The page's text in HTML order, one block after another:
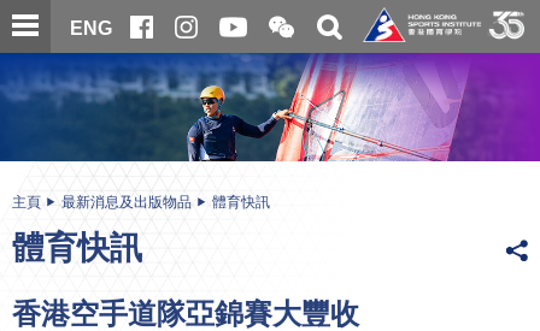
跳
至
內
ENG
開
合
微
信
二
維
碼
關
搜
尋
内
主頁 最新消息及出版物品 體育快訊
體育快訊
香港空手道隊亞錦賽大豐收